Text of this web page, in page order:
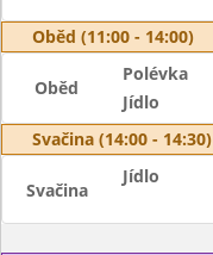
Oběd (11:00 - 14:00)
Oběd
Polévka
Jídlo
Svačina (14:00 - 14:30)
Svačina
Jídlo